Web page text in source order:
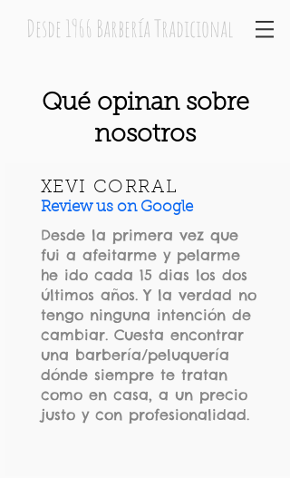
Desde 1966 Barbería Tradicional
Qué opinan sobre
nosotros
XEVI CORRAL
Review us on Google
Desde la primera vez que
fui a afeitarme y pelarme
he ido cada 15 dias los dos
últimos años. Y la verdad no
tengo ninguna intención de
cambiar. Cuesta encontrar
una barbería/peluquería
dónde siempre te tratan
como en casa, a un precio
justo y con profesionalidad.